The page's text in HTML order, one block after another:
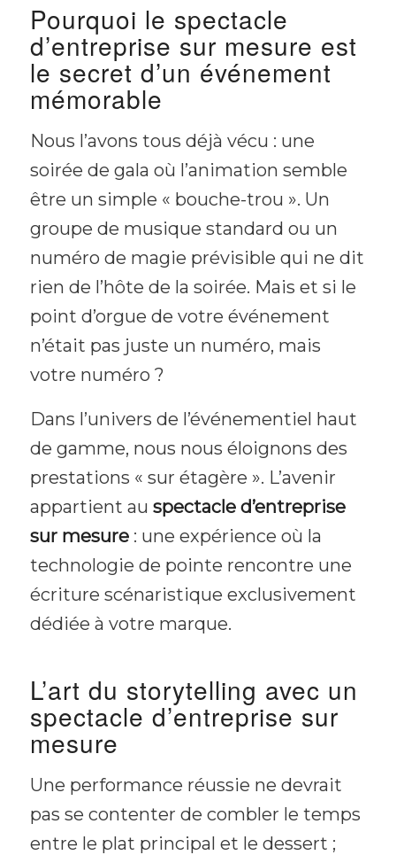
Pourquoi le spectacle
d’entreprise sur mesure est
le secret d’un événement
mémorable
Nous l’avons tous déjà vécu : une
soirée de gala où l’animation semble
être un simple « bouche-trou ». Un
groupe de musique standard ou un
numéro de magie prévisible qui ne dit
rien de l’hôte de la soirée. Mais et si le
point d’orgue de votre événement
n’était pas juste un numéro, mais
votre numéro ?
Dans l’univers de l’événementiel haut
de gamme, nous nous éloignons des
prestations « sur étagère ». L’avenir
appartient au spectacle d’entreprise
sur mesure: une expérience où la
technologie de pointe rencontre une
écriture scénaristique exclusivement
dédiée à votre marque.
L’art du storytelling avec un
spectacle d’entreprise sur
mesure
Une performance réussie ne devrait
pas se contenter de combler le temps
entre le plat principal et le dessert ;